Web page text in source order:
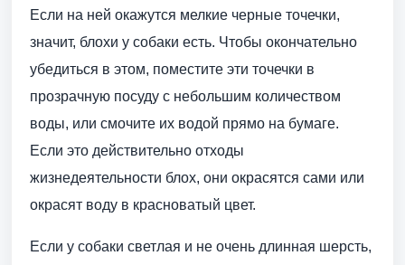
Если на ней окажутся мелкие черные точечки,
значит, блохи у собаки есть. Чтобы окончательно
убедиться в этом, поместите эти точечки в
прозрачную посуду с небольшим количеством
воды, или смочите их водой прямо на бумаге.
Если это действительно отходы
жизнедеятельности блох, они окрасятся сами или
окрасят воду в красноватый цвет.
Если у собаки светлая и не очень длинная шерсть,